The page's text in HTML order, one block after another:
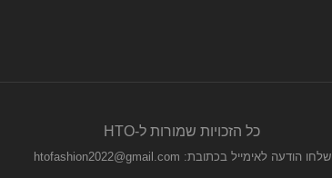
כל הזכויות שמורות ל-HTO
שלחו הודעה לאימייל בכתובת: htofashion2022@gmail.com